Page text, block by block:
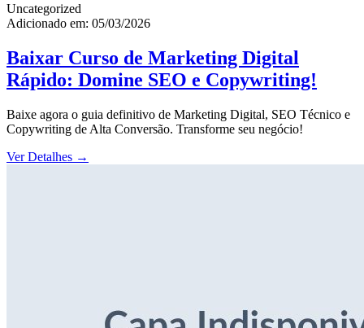
Uncategorized
Adicionado em: 05/03/2026
Baixar Curso de Marketing Digital
Rápido: Domine SEO e Copywriting!
Baixe agora o guia definitivo de Marketing Digital, SEO Técnico e
Copywriting de Alta Conversão. Transforme seu negócio!
Ver Detalhes →